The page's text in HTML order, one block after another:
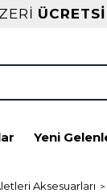
Yeni
Aksesuarları